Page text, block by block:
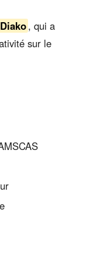
Diako, qui a
sur le